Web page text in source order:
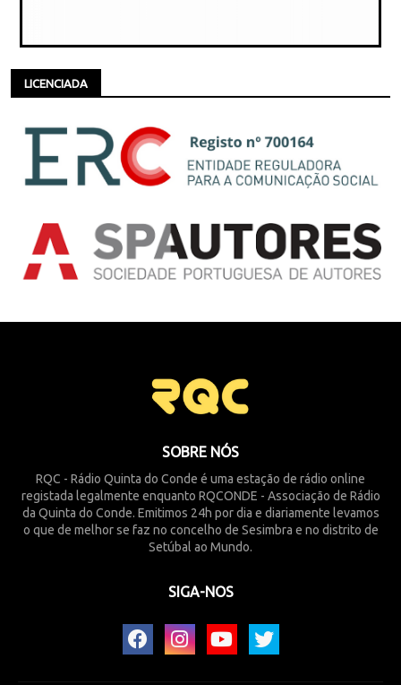
LICENCIADA
SOBRE NÓS
RQC - Rádio Quinta do Conde é uma estação de rádio online
registada legalmente enquanto RQCONDE - Associação de Rádio
da Quinta do Conde. Emitimos 24h por dia e diariamente levamos
o que de melhor se faz no concelho de Sesimbra e no distrito de
Setúbal ao Mundo.
SIGA-NOS